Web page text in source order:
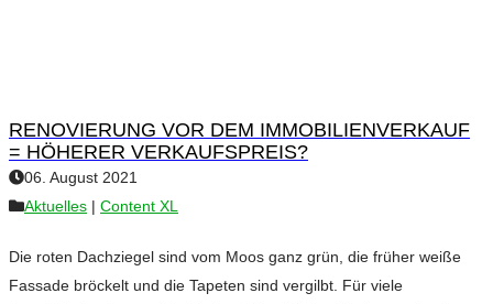
RENOVIERUNG VOR DEM IMMOBILIENVERKAUF
= HÖHERER VERKAUFSPREIS?
06. August 2021
Aktuelles | Content XL
Die roten Dachziegel sind vom Moos ganz grün, die früher weiße
Fassade bröckelt und die Tapeten sind vergilbt. Für viele